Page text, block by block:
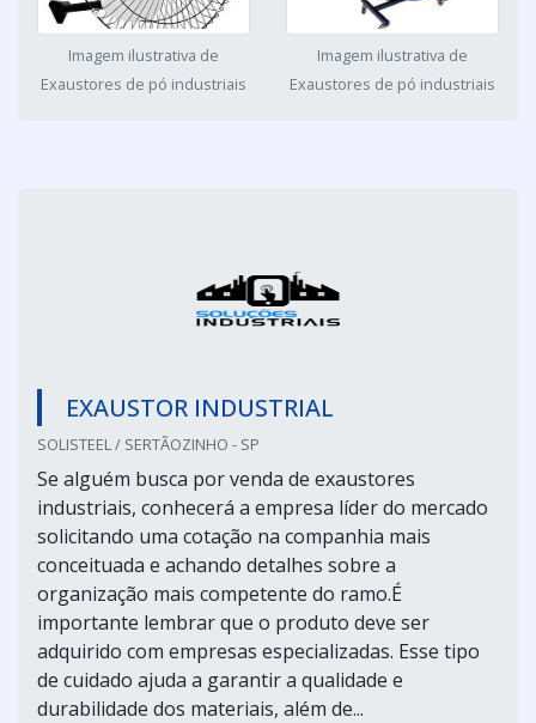
Imagem ilustrativa de
Exaustores de pó industriais
Imagem ilustrativa de
Exaustores de pó industriais
EXAUSTOR INDUSTRIAL
SOLISTEEL / SERTÃOZINHO - SP
Se alguém busca por venda de exaustores
industriais, conhecerá a empresa líder do mercado
solicitando uma cotação na companhia mais
conceituada e achando detalhes sobre a
organização mais competente do ramo.É
importante lembrar que o produto deve ser
adquirido com empresas especializadas. Esse tipo
de cuidado ajuda a garantir a qualidade e
durabilidade dos materiais, além de...